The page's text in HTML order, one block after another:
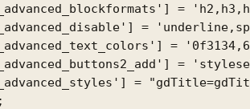
=
=
=
=
=